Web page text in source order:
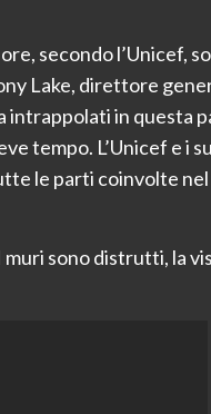
secondo l’Unicef,
Lake, direttore
intrappolati in questa
tempo. L’Unicef e i
le parti coinvolte
sono distrutti, la